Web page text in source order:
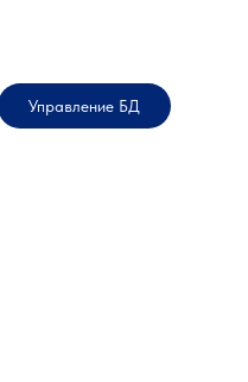
Управление БД